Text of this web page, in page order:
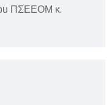
ΠΣΕΕΟΜ κ.